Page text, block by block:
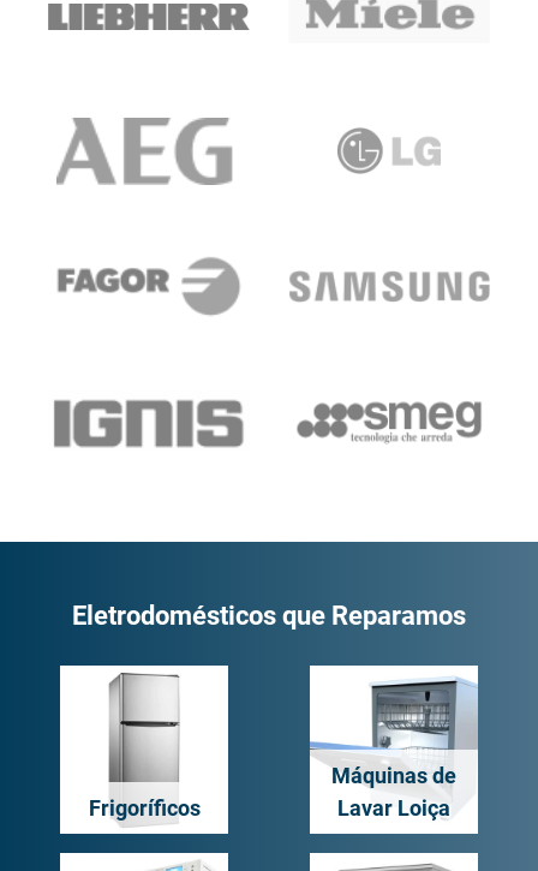
Eletrodomésticos que Reparamos
Frigoríficos
Máquinas de
Lavar Loiça